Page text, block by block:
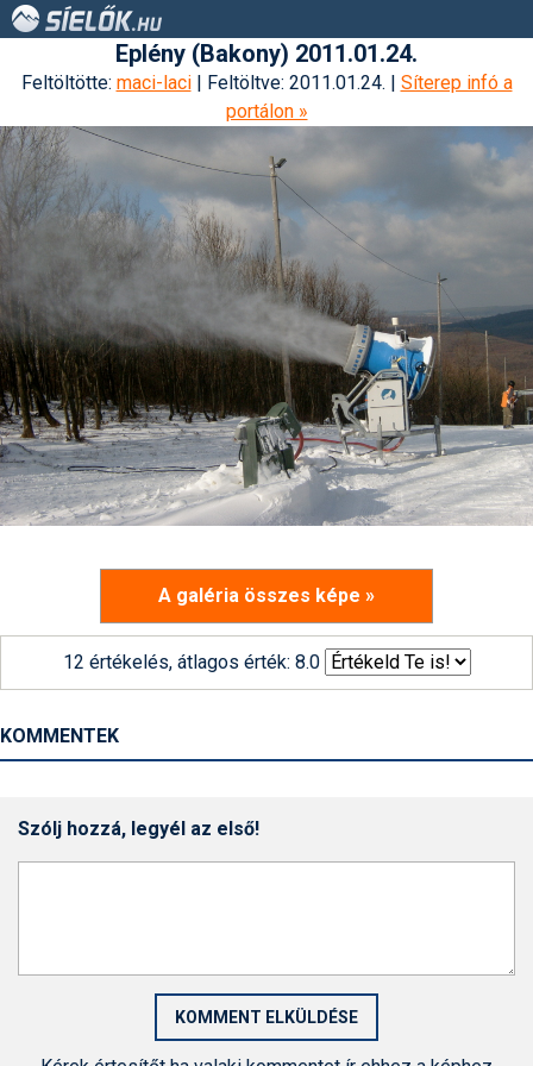
Eplény (Bakony) 2011.01.24.
Feltöltötte: maci-laci| Feltöltve: 2011.01.24. | Síterep infó a
portálon »
A galéria összes képe »
12 értékelés, átlagos érték: 8.0
KOMMENTEK
Szólj hozzá, legyél az első!